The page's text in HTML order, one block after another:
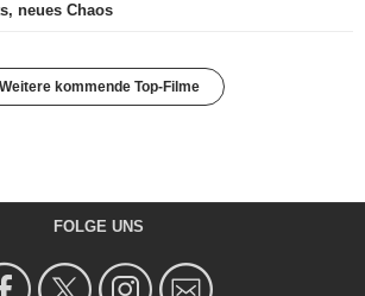
neues Chaos
Weitere kommende Top-Filme
FOLGE UNS